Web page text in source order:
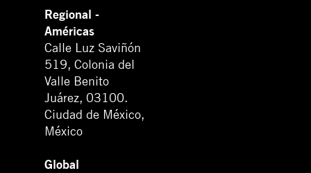
Regional -
Américas
Calle Luz Saviñón
519, Colonia del
Valle Benito
Juárez, 03100.
Ciudad de México,
México
Global